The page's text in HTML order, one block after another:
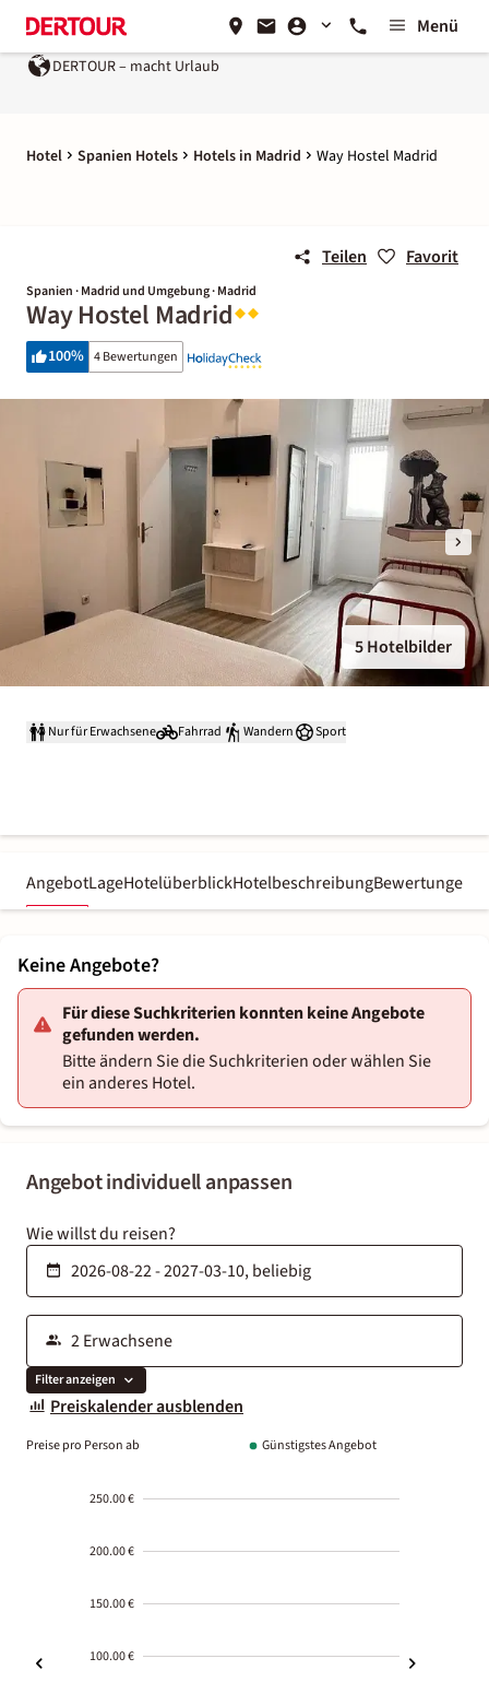
Menü
DERTOUR – macht Urlaub
Hotel Spanien Hotels Hotels in Madrid Way Hostel Madrid
Teilen Favorit
Spanien · Madrid und Umgebung · Madrid
Way Hostel Madrid
100% 4 Bewertungen
5 Hotelbilder
Nur für Erwachsene Fahrrad Wandern Sport
AngebotLageHotelüberblickHotelbeschreibungBewertungen
Angebot individuell anpassen
Wie willst du reisen?
Filter anzeigen
Preiskalender ausblenden
Preise pro Person ab Günstigstes Angebot
250.00 €
200.00 €
150.00 €
100.00 €
Keine Angebote?
Für diese Suchkriterien konnten keine Angebote
gefunden werden.
Bitte ändern Sie die Suchkriterien oder wählen Sie
ein anderes Hotel.